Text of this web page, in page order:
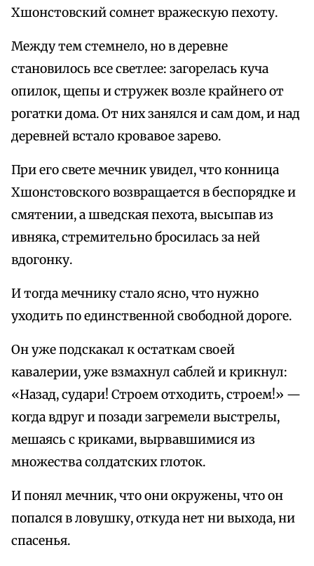
Хшонстовский сомнет вражескую пехоту.
Между тем стемнело, но в деревне
становилось все светлее: загорелась куча
опилок, щепы и стружек возле крайнего от
рогатки дома. От них занялся и сам дом, и над
деревней встало кровавое зарево.
При его свете мечник увидел, что конница
Хшонстовского возвращается в беспорядке и
смятении, а шведская пехота, высыпав из
ивняка, стремительно бросилась за ней
вдогонку.
И тогда мечнику стало ясно, что нужно
уходить по единственной свободной дороге.
Он уже подскакал к остаткам своей
кавалерии, уже взмахнул саблей и крикнул:
«Назад, судари! Строем отходить, строем!» —
когда вдруг и позади загремели выстрелы,
мешаясь с криками, вырвавшимися из
множества солдатских глоток.
И понял мечник, что они окружены, что он
попался в ловушку, откуда нет ни выхода, ни
спасенья.